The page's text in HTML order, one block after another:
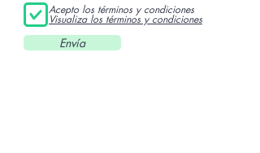
Acepto los términos y condiciones
Visualiza los términos y condiciones
Envía